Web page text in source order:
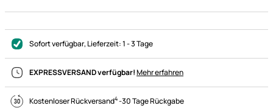
Sofort verfügbar, Lieferzeit:1 - 3 Tage
EXPRESSVERSAND verfügbar!Mehr erfahren
Kostenloser Rückversand4-30 Tage Rückgabe